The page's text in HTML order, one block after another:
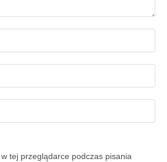
tej przeglądarce podczas pisania